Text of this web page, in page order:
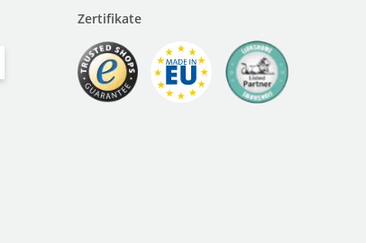
Zertifikate